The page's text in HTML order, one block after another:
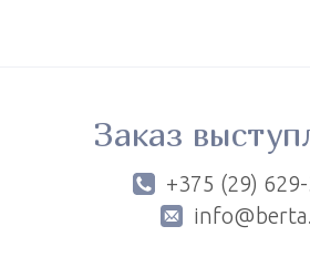
Заказ
+375 (29)